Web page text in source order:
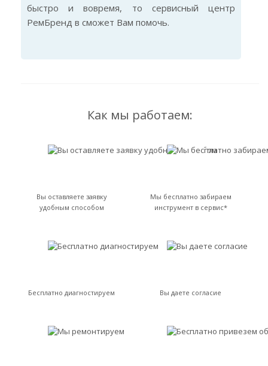
быстро и вовремя, то сервисный центр
РемБренд в сможет Вам помочь.
Как мы работаем:
Вы оставляете заявку
удобным способом
Мы бесплатно забираем
инструмент в сервис*
Бесплатно диагностируем Вы даете согласие